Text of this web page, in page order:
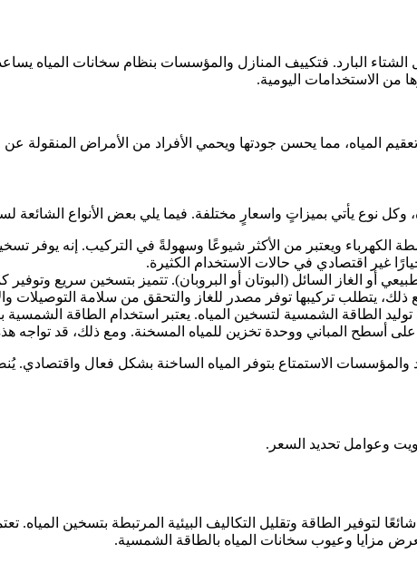
الشتاء البارد. فتكييف المنازل والمؤسسات بنظام سخانات المياه
من الاستخدامات اليومية.
المياه، مما يحسن جودتها ويحمي الأفراد من الأمراض المنقولة عن
نوع يأتي بميزاتٍ واسعارٍ مختلفة. فيما يلي بعض الأنواع الشائعة
الكهرباء ويعتبر من الأكثر شيوعًا وسهولةً في التركيب. إنه يوفر
غير اقتصادي في حالات الاستخدام الكثيرة.
أو الغاز السائل (البوتان أو البروبان). تتميز بتسخين سريع وتوفير
يتطلب تركيبها توفر مصدر للغاز والتحقق من سلامة التوصيلات
الطاقة الشمسية لتسخين المياه. يعتبر استخدام الطاقة
أسطح المباني ووحدة تخزين للمياه المسخنة. ومع ذلك، قد تواجه
والمؤسسات الاستمتاع بتوفر المياه الساخنة بشكل فعال واقتصادي.
وعوامل تحديد السعر.
لتوفير الطاقة وتقليل التكاليف البيئية المرتبطة بتسخين
مزايا وعيوب سخانات المياه بالطاقة الشمسية.